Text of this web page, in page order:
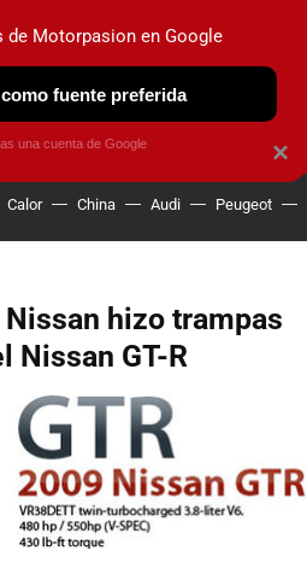
OBSERVATORIO
Calor China Audi Peugeot
hizo trampas
Nissan GT-R
×
de Motorpasion en Google
fuente preferida
una cuenta de Google